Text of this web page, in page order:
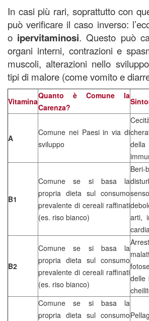
In casi più rari, soprattutto con
può verificare il caso inverso:
o ipervitaminosi. Questo può
organi interni, contrazioni e
muscoli, alterazioni nello
tipi di malore (come vomito e
Vitamina
Quanto è Comune la
Carenza?
A
Comune nei Paesi in via di
sviluppo
B1
Comune se si basa la
propria dieta sul consumo
prevalente di cereali raffinati
(es. riso bianco)
arti,
B2
Comune se si basa la
propria dieta sul consumo
prevalente di cereali raffinati
(es. riso bianco)
delle
Comune se si basa la
propria dieta sul consumo